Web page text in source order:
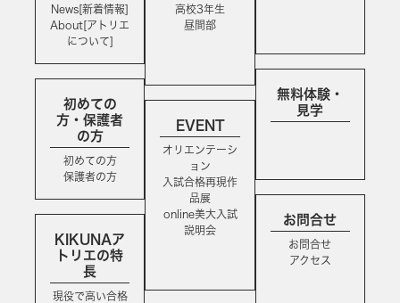
News[新着情報]
About[アトリエ
について]
初めての
方・保護者
の方
初めての方
保護者の方
KIKUNAア
トリエの特
長
現役で高い合格
高校3年生
昼間部
EVENT
オリエンテーシ
ョン
入試合格再現作
品展
online美大入試
説明会
無料体験・
見学
お問合せ
お問合せ
アクセス